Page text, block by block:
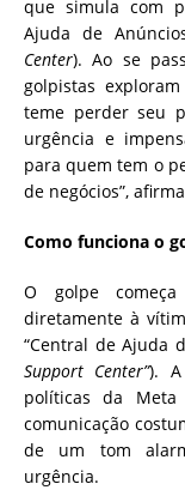
que simula com
Ajuda de
Center). Ao se
golpistas
teme perder seu
urgência e
para quem tem o
de negócios”,
Como funciona o
O golpe
diretamente à
“Central de Ajuda
Support Center”). A
políticas da
comunicação
de um tom
urgência.